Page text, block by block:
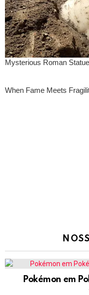
Pokémon em